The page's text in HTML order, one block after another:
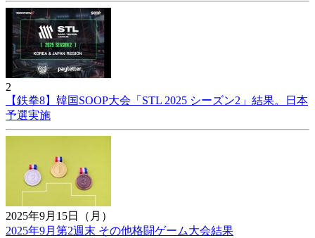
2
【鉄拳8】韓国SOOP大会「STL 2025 シーズン2」結果。日本
予選実施
2025年9月15日（月）
2025年9月第2週末 その他格闘ゲーム大会結果